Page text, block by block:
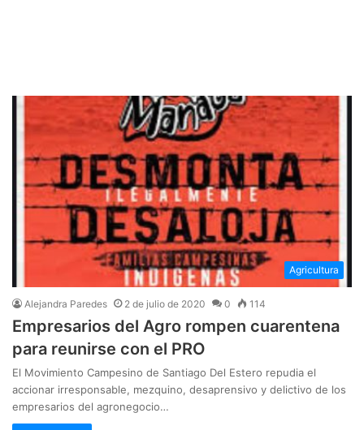
Agricultura
Alejandra Paredes 2 de julio de 2020 0 114
Empresarios del Agro rompen cuarentena
para reunirse con el PRO
El Movimiento Campesino de Santiago Del Estero repudia el
accionar irresponsable, mezquino, desaprensivo y delictivo de los
empresarios del agronegocio…